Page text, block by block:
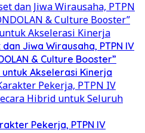
Jiwa Wirausaha, PTPN IV
& Culture Booster”
Akselerasi Kinerja
Pekerja, PTPN IV